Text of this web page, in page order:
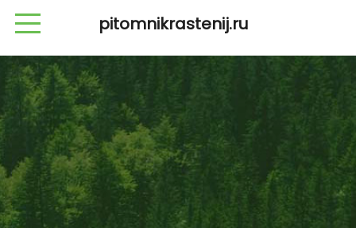
pitomnikrastenij.ru